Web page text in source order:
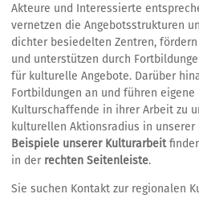
Akteure und Interessierte
vernetzen die Angebotsstrukturen
dichter besiedelten Zentren,
und unterstützen durch
für kulturelle Angebote. Darüber
Fortbildungen an und führen
Kulturschaffende in ihrer Arbeit zu
kulturellen Aktionsradius in unserer
Beispiele unserer Kulturarbeit
in der rechten Seitenleiste.
Sie suchen Kontakt zur regionalen